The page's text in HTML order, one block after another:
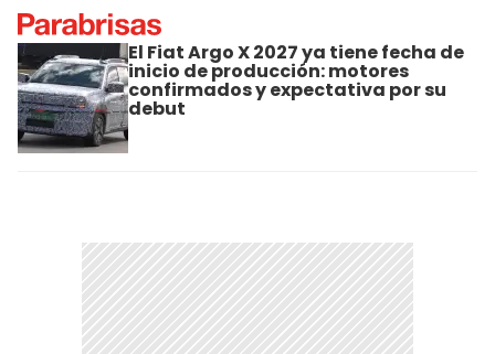
El Fiat Argo X 2027 ya tiene fecha de
inicio de producción: motores
confirmados y expectativa por su
debut